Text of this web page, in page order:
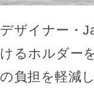
デザイナー・
けるホルダー
の負担を軽減